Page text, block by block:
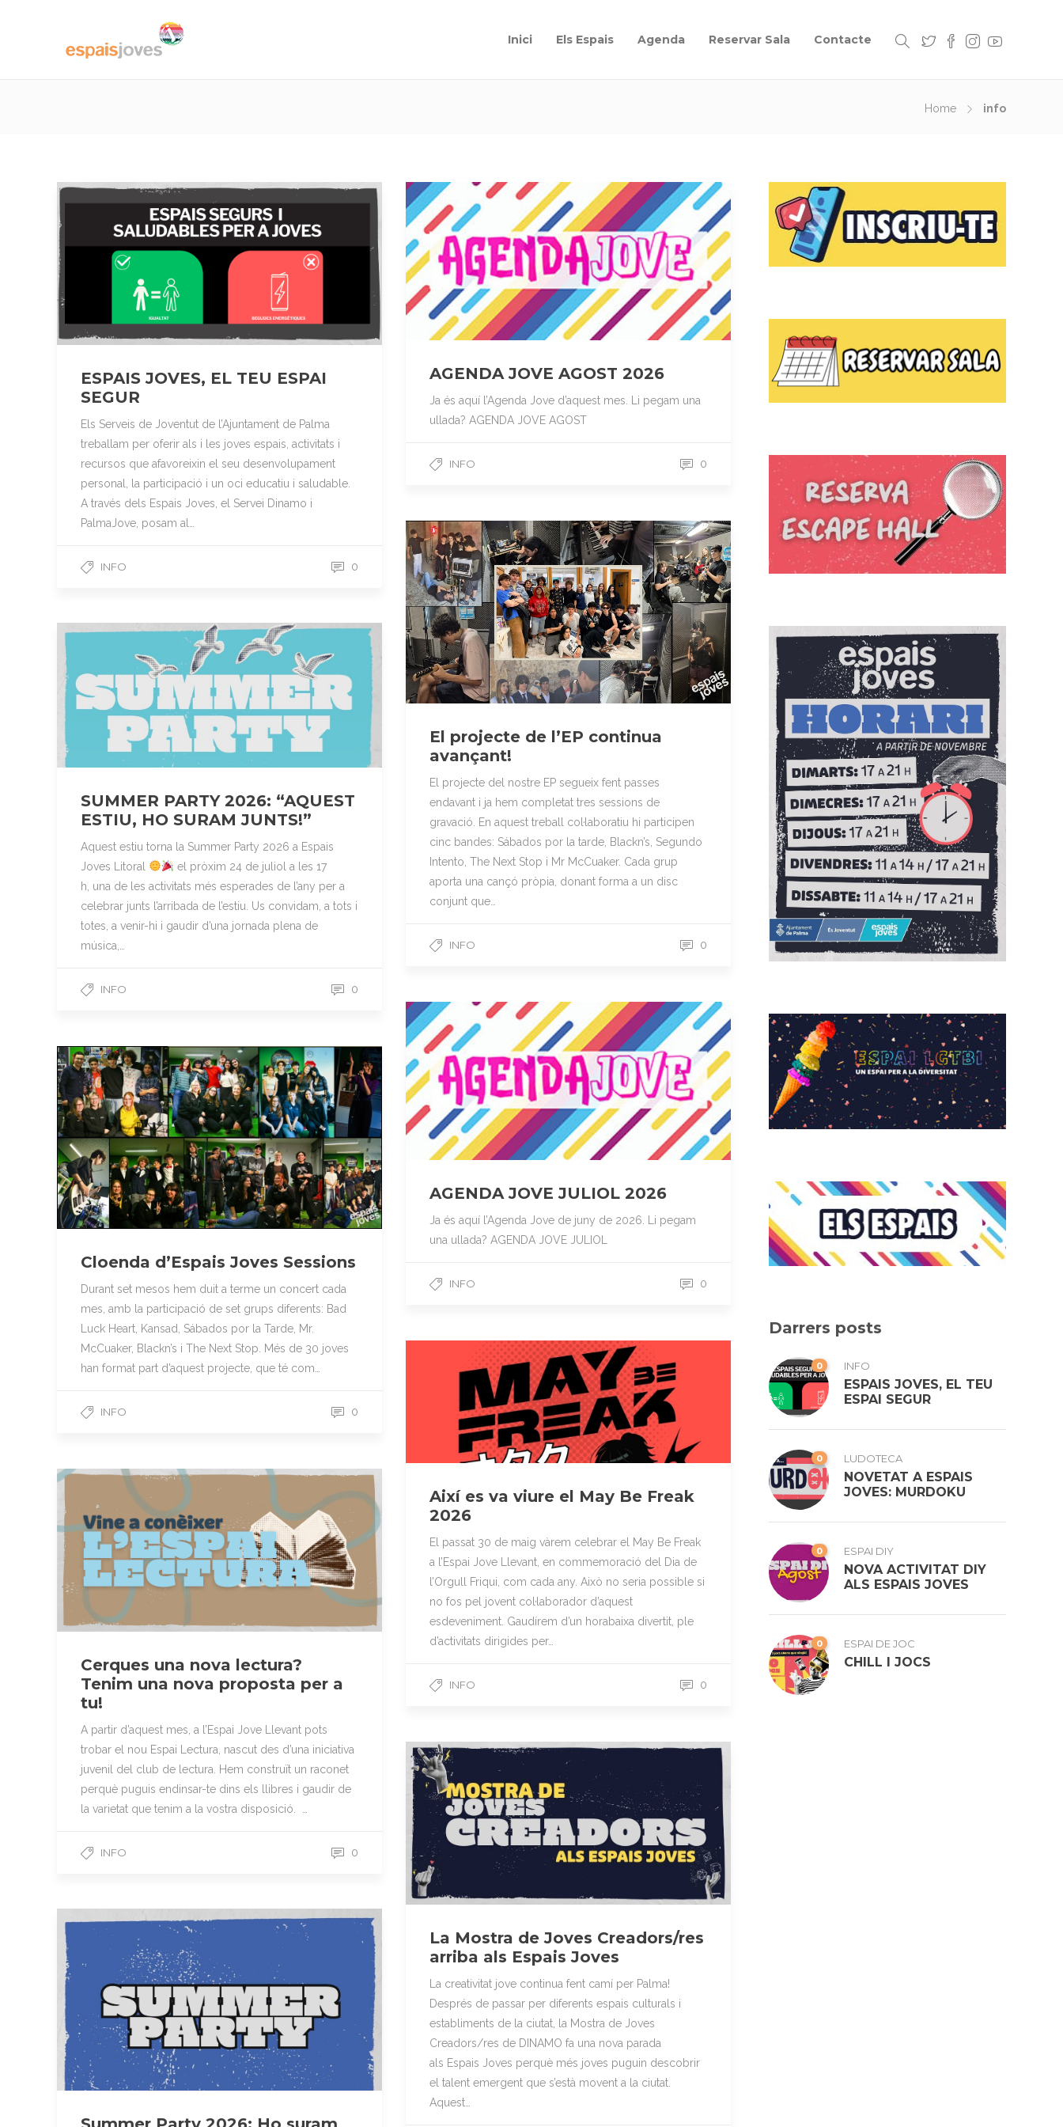
Inici Els Espais Agenda Reservar Sala Contacte
Home info
ESPAIS JOVES, EL TEU ESPAI
SEGUR
Els Serveis de Joventut de l’Ajuntament de Palma
treballam per oferir als i les joves espais, activitats i
recursos que afavoreixin el seu desenvolupament
personal, la participació i un oci educatiu i saludable.
A través dels Espais Joves, el Servei Dinamo i
PalmaJove, posam al…
INFO 0
AGENDA JOVE AGOST 2026
Ja és aquí l’Agenda Jove d’aquest mes. Li pegam una
ullada? AGENDA JOVE AGOST
INFO 0
El projecte de l’EP continua
avançant!
El projecte del nostre EP segueix fent passes
endavant i ja hem completat tres sessions de
gravació. En aquest treball col·laboratiu hi participen
cinc bandes: Sábados por la tarde, Blackn’s, Segundo
Intento, The Next Stop i Mr McCuaker. Cada grup
aporta una cançó pròpia, donant forma a un disc
conjunt que…
INFO 0
SUMMER PARTY 2026: “AQUEST
ESTIU, HO SURAM JUNTS!”
Aquest estiu torna la Summer Party 2026 a Espais
Joves Litoral
el pròxim 24 de juliol a les 17
h, una de les activitats més esperades de l’any per a
celebrar junts l’arribada de l’estiu. Us convidam, a tots i
totes, a venir-hi i gaudir d’una jornada plena de
música,…
INFO 0
AGENDA JOVE JULIOL 2026
Ja és aquí l’Agenda Jove de juny de 2026. Li pegam
una ullada? AGENDA JOVE JULIOL
INFO 0
Cloenda d’Espais Joves Sessions
Durant set mesos hem duit a terme un concert cada
mes, amb la participació de set grups diferents: Bad
Luck Heart, Kansad, Sábados por la Tarde, Mr.
McCuaker, Blackn’s i The Next Stop. Més de 30 joves
han format part d’aquest projecte, que té com…
INFO 0
Així es va viure el May Be Freak
2026
El passat 30 de maig vàrem celebrar el May Be Freak
a l’Espai Jove Llevant, en commemoració del Dia de
l’Orgull Friqui, com cada any. Això no seria possible si
no fos pel jovent col·laborador d’aquest
esdeveniment. Gaudírem d’un horabaixa divertit, ple
d’activitats dirigides per…
INFO 0
Cerques una nova lectura?
Tenim una nova proposta per a
tu!
A partir d’aquest mes, a l’Espai Jove Llevant pots
trobar el nou Espai Lectura, nascut des d’una iniciativa
juvenil del club de lectura. Hem construït un raconet
perquè puguis endinsar-te dins els llibres i gaudir de
la varietat que tenim a la vostra disposició. …
INFO 0
La Mostra de Joves Creadors/res
arriba als Espais Joves
La creativitat jove continua fent camí per Palma!
Després de passar per diferents espais culturals i
establiments de la ciutat, la Mostra de Joves
Creadors/res de DINAMO fa una nova parada
als Espais Joves perquè més joves puguin descobrir
el talent emergent que s’està movent a la ciutat.
Aquest…
Darrers posts
0 INFO
ESPAIS JOVES, EL TEU
ESPAI SEGUR
0 LUDOTECA
NOVETAT A ESPAIS
JOVES: MURDOKU
0 ESPAI DIY
NOVA ACTIVITAT DIY
ALS ESPAIS JOVES
0 ESPAI DE JOC
CHILL I JOCS